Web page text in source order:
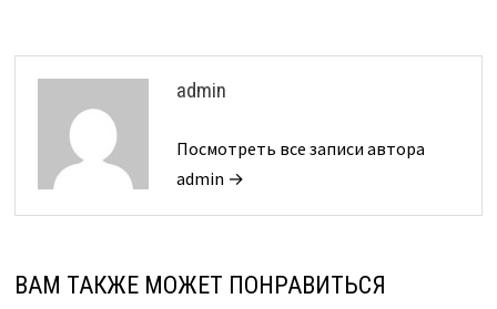
admin
Посмотреть все записи автора
admin →
ВАМ ТАКЖЕ МОЖЕТ ПОНРАВИТЬСЯ